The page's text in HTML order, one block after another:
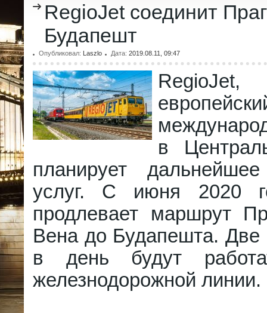
RegioJet соединит
Будапешт
Опубликовал: Laszlo Дата: 2019.08.11, 09:47
в
планирует
услуг. С июня 2020
продлевает маршрут
Вена до Будапешта. Две
в день будут
железнодорожной линии.